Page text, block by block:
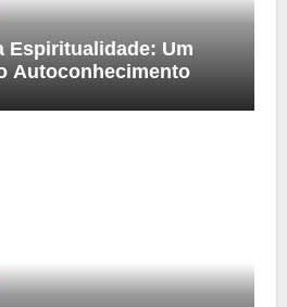
Espiritualidade: Um
Autoconhecimento